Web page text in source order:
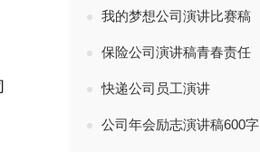
我的梦想公司演讲比赛稿
保险公司演讲稿青春责任
快递公司员工演讲
公司年会励志演讲稿600字